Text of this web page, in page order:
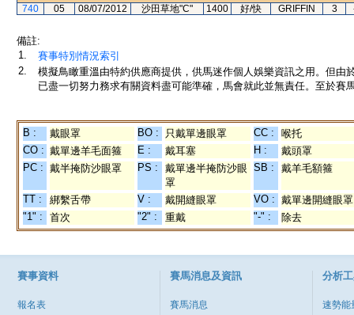
740
05 08/07/2012 沙田草地"C" 1400 好/快 GRIFFIN 3
備註:
1.
賽事特別情況索引
2.
模擬鳥瞰重溫由特約供應商提供，供馬迷作個人娛樂資訊之用。但
已盡一切努力務求有關資料盡可能準確，馬會就此並無責任。至於賽
B : 戴眼罩 BO : 只戴單邊眼罩 CC :
喉托
CO : 戴單邊羊毛面箍 E : 戴耳塞 H :
戴頭罩
PC : 戴半掩防沙眼罩 PS :
戴單邊半掩防沙眼
罩
SB : 戴羊毛額箍
TT : 綁繫舌帶 V : 戴開縫眼罩 VO : 戴單邊開縫眼罩
"1" :
首次 "2" : 重戴 "-" : 除去
賽事資料
報名表
賽馬消息及資訊
賽馬消息
分析
速勢能